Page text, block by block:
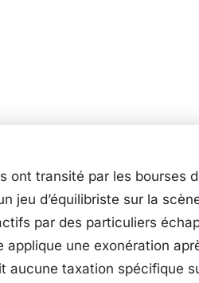
ont transité par les bourses
jeu d’équilibriste sur la
par des particuliers
applique une exonération
aucune taxation spécifique